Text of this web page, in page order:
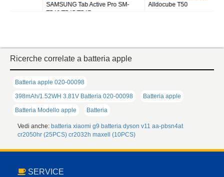
SAMSUNG Tab Active Pro SM-
T540/T545/T547
Alldocube T50
Ricerche correlate a batteria apple
Batteria apple 020-00098
398mAh/1.52WH 3.81V Batteria 020-00098
Batteria apple
Batteria Modello apple
Batteria
Vedi anche: batteria xiaomi g9 batteria dyson v11 aa-pbsn4at
cr2050hr (25PCS) cr2032h maxell (10PCS)
SERVICE